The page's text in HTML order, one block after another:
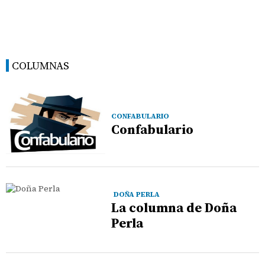
COLUMNAS
CONFABULARIO
Confabulario
DOÑA PERLA
La columna de Doña
Perla